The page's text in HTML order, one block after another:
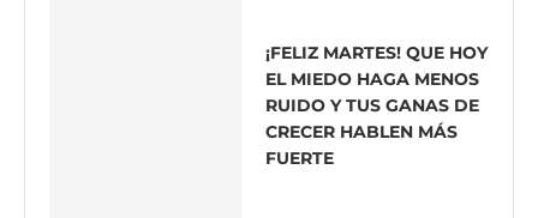
¡FELIZ MARTES! QUE HOY
EL MIEDO HAGA MENOS
RUIDO Y TUS GANAS DE
CRECER HABLEN MÁS
FUERTE